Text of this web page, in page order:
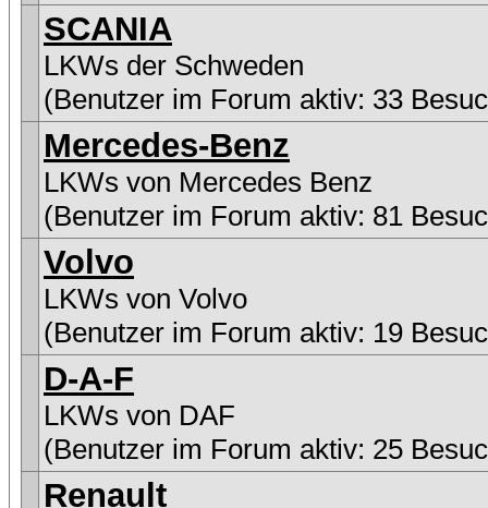
SCANIA
LKWs der Schweden
(Benutzer im Forum aktiv: 33
Mercedes-Benz
LKWs von Mercedes Benz
(Benutzer im Forum aktiv: 81
Volvo
LKWs von Volvo
(Benutzer im Forum aktiv: 19
D-A-F
LKWs von DAF
(Benutzer im Forum aktiv: 25
Renault